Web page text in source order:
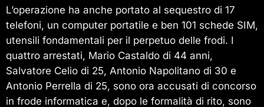
L’operazione ha anche portato al sequestro di 17
telefoni, un computer portatile e ben 101 schede SIM,
utensili fondamentali per il perpetuo delle frodi. I
quattro arrestati, Mario Castaldo di 44 anni,
Salvatore Celio di 25, Antonio Napolitano di 30 e
Antonio Perrella di 25, sono ora accusati di concorso
in frode informatica e, dopo le formalità di rito, sono